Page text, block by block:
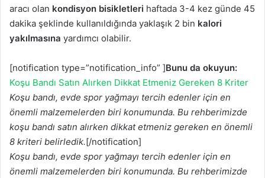
aracı olan kondisyon bisikletleri haftada 3-4 kez günde 45
dakika şeklinde kullanıldığında yaklaşık 2 bin kalori
yakılmasına yardımcı olabilir.
[notification type=”notification_info” ]Bunu da okuyun:
Koşu Bandı Satın Alırken Dikkat Etmeniz Gereken 8 Kriter
Koşu bandı, evde spor yağmayı tercih edenler için en
önemli malzemelerden biri konumunda. Bu rehberimizde
koşu bandı satın alırken dikkat etmeniz gereken en önemli
8 kriteri belirledik.[/notification]
Koşu bandı, evde spor yağmayı tercih edenler için en
önemli malzemelerden biri konumunda. Bu rehberimizde